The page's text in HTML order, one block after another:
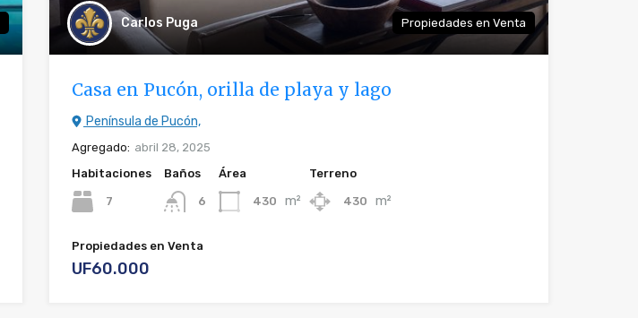
Carlos Puga Propiedades en Venta
Casa en Pucón, orilla de playa y lago
Península de Pucón,
Agregado: abril 28, 2025
Habitaciones
7
Baños
6
Área
430 m²
Terreno
430 m²
Propiedades en Venta
UF60.000